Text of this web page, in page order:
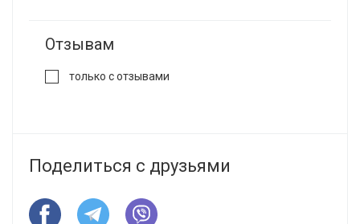
Отзывам
только с отзывами
Поделиться с друзьями